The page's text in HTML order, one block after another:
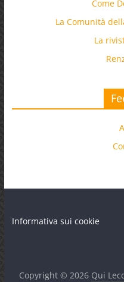
Come
La Comunità
La
Informativa sui cookie
Copyright © 2026 Qui